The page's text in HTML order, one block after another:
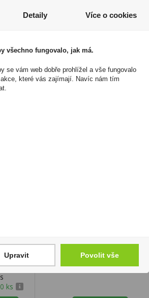
ks
Spiced 0,7l 35%
Cena za:
Skladem:5 - 50 ks
ks
Cena za:1 ks
Skladem:50 - 100 ks
Detaily Více o cookies
všechno fungovalo, jak má.
se vám web dobře prohlížel a vše fungovalo
které vás zajímají. Navíc nám tím
Upravit Povolit vše